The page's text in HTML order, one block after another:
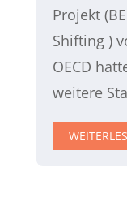
Projekt
Shifting )
OECD
weitere